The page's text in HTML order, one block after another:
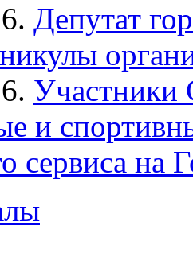
Депутат
и
сервиса на